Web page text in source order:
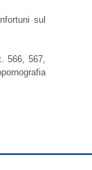
sul
566, 567,